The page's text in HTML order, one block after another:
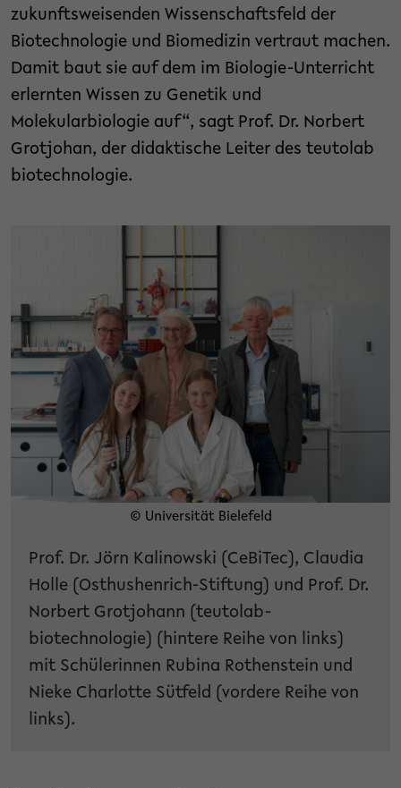
zukunftsweisenden Wissenschaftsfeld der
Biotechnologie und Biomedizin vertraut machen.
Damit baut sie auf dem im Biologie-Unterricht
erlernten Wissen zu Genetik und
Molekularbiologie auf“, sagt Prof. Dr. Norbert
Grotjohan, der didaktische Leiter des teutolab
biotechnologie.
© Universität Bielefeld
Prof. Dr. Jörn Kalinowski (CeBiTec), Claudia
Holle (Osthushenrich-Stiftung) und Prof. Dr.
Norbert Grotjohann (teutolab-
biotechnologie) (hintere Reihe von links)
mit Schülerinnen Rubina Rothenstein und
Nieke Charlotte Sütfeld (vordere Reihe von
links).